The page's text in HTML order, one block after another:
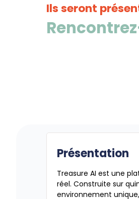
Ils seront
Présentation
Treasure AI est une
réel. Construite sur
environnement